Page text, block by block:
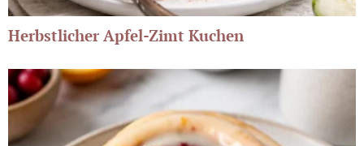
Herbstlicher Apfel-Zimt Kuchen